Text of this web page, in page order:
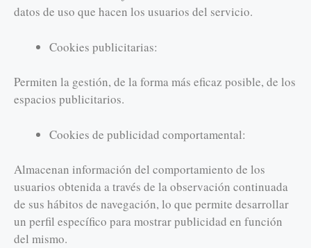
datos de uso que hacen los usuarios del servicio.
Cookies publicitarias:
Permiten la gestión, de la forma más eficaz posible, de los
espacios publicitarios.
Cookies de publicidad comportamental:
Almacenan información del comportamiento de los
usuarios obtenida a través de la observación continuada
de sus hábitos de navegación, lo que permite desarrollar
un perfil específico para mostrar publicidad en función
del mismo.